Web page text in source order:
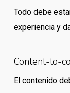
Todo debe
experiencia y
Content-to-
El contenido